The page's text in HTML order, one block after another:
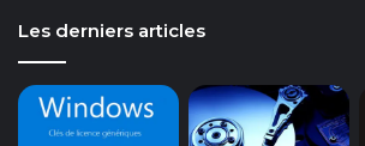
Les derniers articles